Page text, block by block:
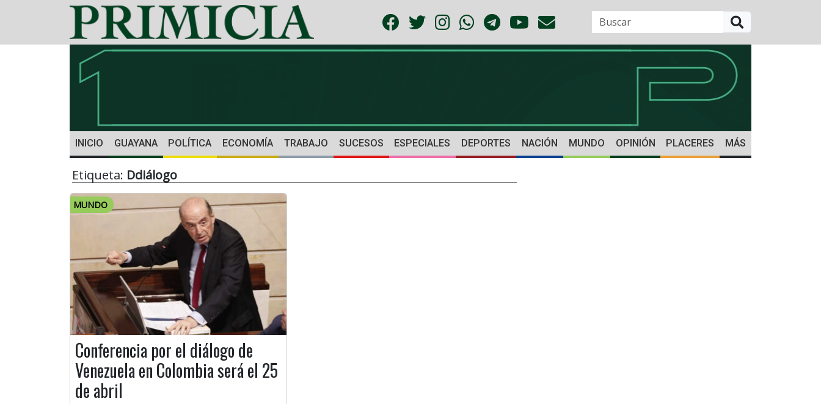
INICIO GUAYANA POLÍTICA ECONOMÍA TRABAJO SUCESOS ESPECIALES DEPORTES NACIÓN MUNDO OPINIÓN PLACERES MÁS
Etiqueta: Ddiálogo
MUNDO
Conferencia por el diálogo de
Venezuela en Colombia será el 25
de abril